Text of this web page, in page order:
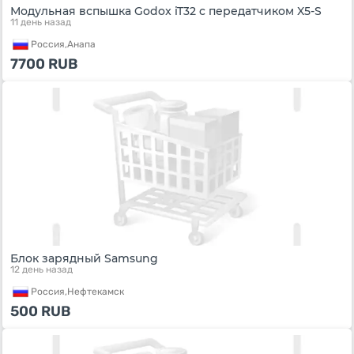
Модульная вспышка Godox iT32 c передатчиком X5-S
11 день назад
Россия,Анапа
7700 RUB
Блок зарядный Samsung
12 день назад
Россия,Нефтекамск
500 RUB